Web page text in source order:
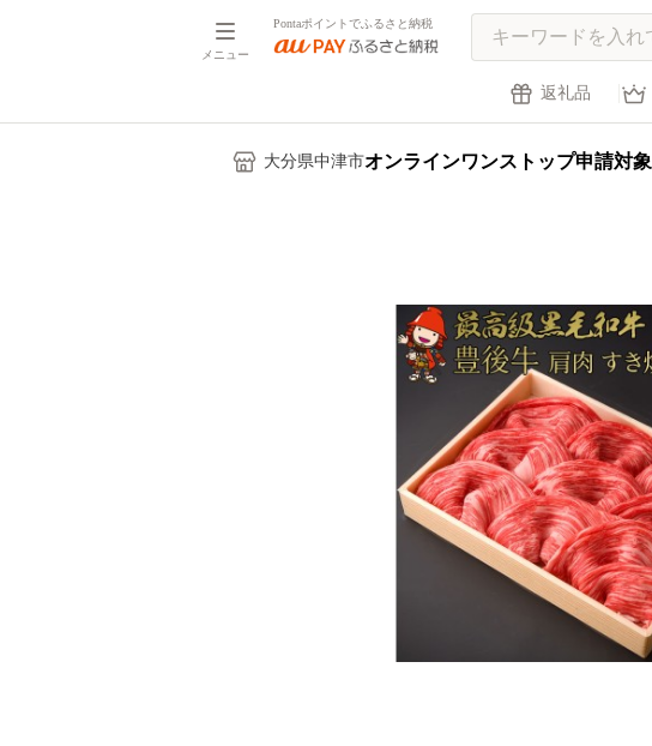
メニュー
Pontaポイントでふるさと納税
返礼品
大分県中津市オンラインワンストップ申請対象